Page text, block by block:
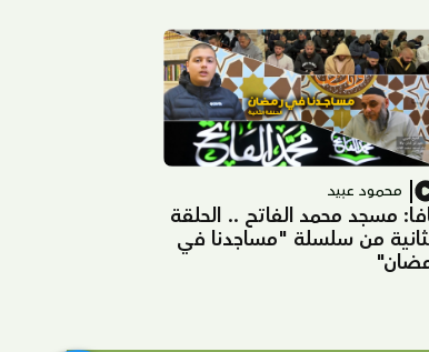
محمود عبيد
مسجد محمد الفاتح .. الحلقة
من سلسلة "مساجدنا في